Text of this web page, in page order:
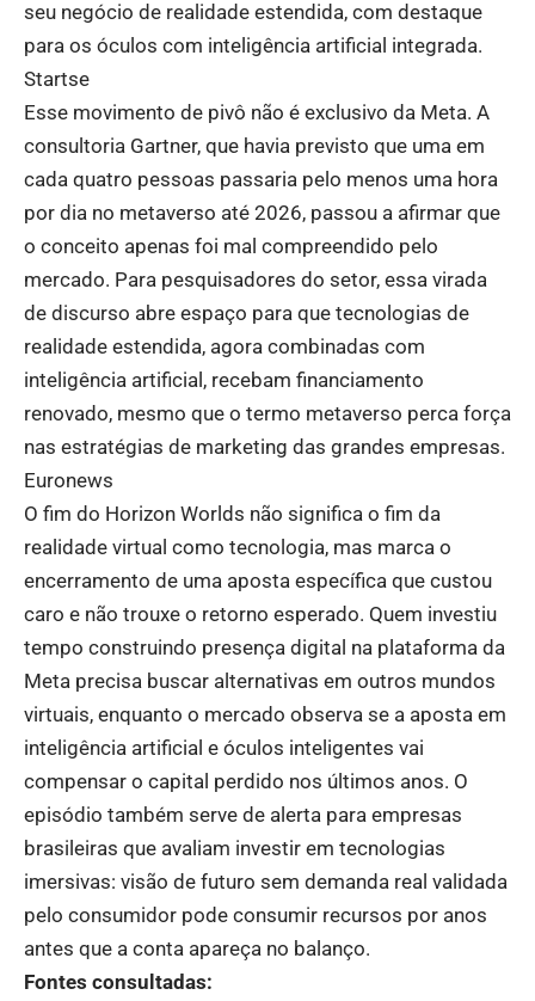
seu negócio de realidade estendida, com destaque
para os óculos com inteligência artificial integrada.
Startse
Esse movimento de pivô não é exclusivo da Meta. A
consultoria Gartner, que havia previsto que uma em
cada quatro pessoas passaria pelo menos uma hora
por dia no metaverso até 2026, passou a afirmar que
o conceito apenas foi mal compreendido pelo
mercado. Para pesquisadores do setor, essa virada
de discurso abre espaço para que tecnologias de
realidade estendida, agora combinadas com
inteligência artificial, recebam financiamento
renovado, mesmo que o termo metaverso perca força
nas estratégias de marketing das grandes empresas.
Euronews
O fim do Horizon Worlds não significa o fim da
realidade virtual como tecnologia, mas marca o
encerramento de uma aposta específica que custou
caro e não trouxe o retorno esperado. Quem investiu
tempo construindo presença digital na plataforma da
Meta precisa buscar alternativas em outros mundos
virtuais, enquanto o mercado observa se a aposta em
inteligência artificial e óculos inteligentes vai
compensar o capital perdido nos últimos anos. O
episódio também serve de alerta para empresas
brasileiras que avaliam investir em tecnologias
imersivas: visão de futuro sem demanda real validada
pelo consumidor pode consumir recursos por anos
antes que a conta apareça no balanço.
Fontes consultadas: